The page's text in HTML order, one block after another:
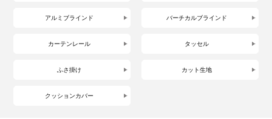
アルミブラインド バーチカルブラインド
カーテンレール タッセル
ふさ掛け カット生地
クッションカバー